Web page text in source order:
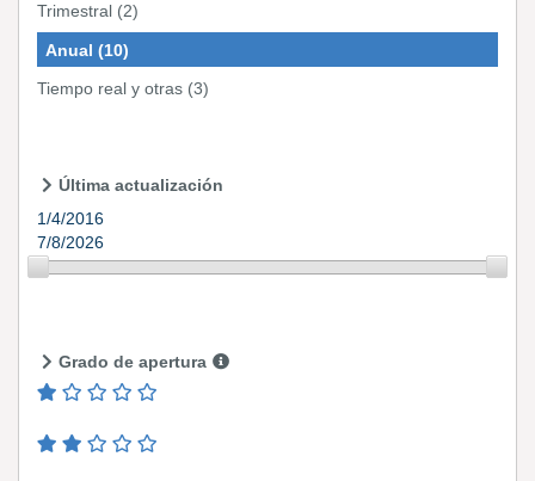
Trimestral (2)
Anual (10)
Tiempo real y otras (3)
Última actualización
1/4/2016
7/8/2026
Grado de apertura